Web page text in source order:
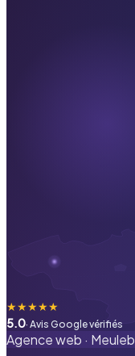
★★★★★
5.0· Avis Google vérifiés
Agence web ·